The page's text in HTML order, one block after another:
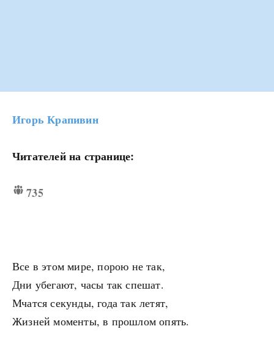
Игорь Крапивин
Читателей на странице:
735
Все в этом мире, порою не так,
Дни убегают, часы так спешат.
Мчатся секунды, года так летят,
Жизней моменты, в прошлом опять.